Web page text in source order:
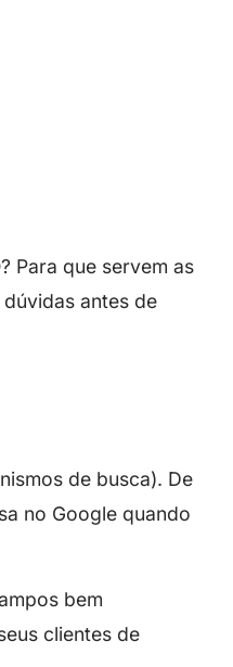
Para que servem as
antes de
de busca). De
no Google quando
bem
clientes de